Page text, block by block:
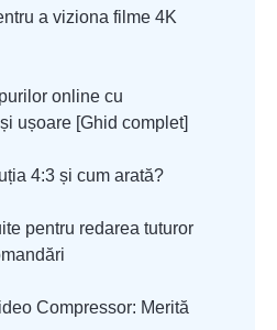
a viziona filme 4K
online cu
ușoare [Ghid complet]
4:3 și cum arată?
pentru redarea tuturor
Compressor: Merită